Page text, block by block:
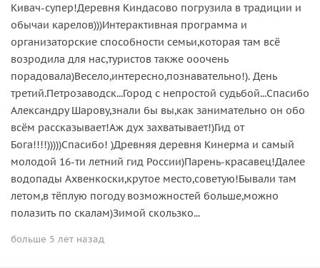
Кивач-супер!Деревня Киндасово погрузила в традиции и
обычаи карелов)))Интерактивная программа и
организаторские способности семьи,которая там всё
возродила для нас,туристов также ооочень
порадовала)Весело,интересно,познавательно!). День
третий.Петрозаводск...Город с непростой судьбой...Спасибо
Александру Шарову,знали бы вы,как занимательно он обо
всём рассказывает!Аж дух захватывает!)Гид от
Бога!!!!)))))Спасибо! )Древняя деревня Кинерма и самый
молодой 16-ти летний гид России)Парень-красавец!Далее
водопады Ахвенкоски,крутое место,советую!Бывали там
летом,в тёплую погоду возможностей больше,можно
полазить по скалам)Зимой скользко...
больше 5 лет назад